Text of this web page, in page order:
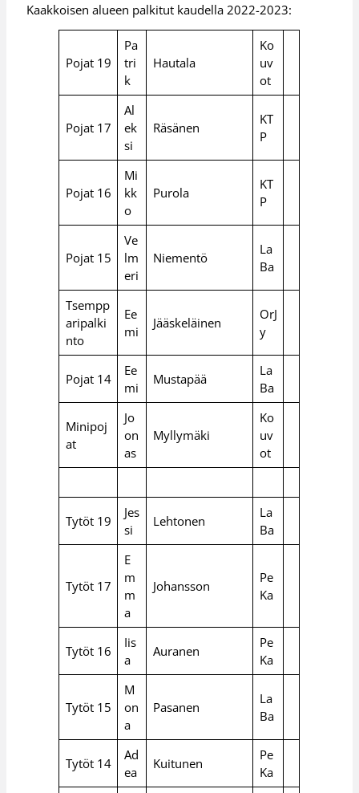
Kaakkoisen alueen palkitut kaudella 2022-2023:
Pojat 19
Pa
tri
k
Hautala
Ko
uv
ot
Pojat 17
Al
ek
si
Räsänen
KT
P
Pojat 16
Mi
kk
o
Purola
KT
P
Pojat 15
Ve
lm
eri
Niementö
La
Ba
Tsempp
aripalki
nto
Ee
mi
Jääskeläinen
OrJ
y
Pojat 14
Ee
mi
Mustapää
La
Ba
Minipoj
at
Jo
on
as
Myllymäki
Ko
uv
ot
Tytöt 19
Jes
si
Lehtonen
La
Ba
Tytöt 17
E
m
m
a
Johansson
Pe
Ka
Tytöt 16
Iis
a
Auranen
Pe
Ka
Tytöt 15
M
on
a
Pasanen
La
Ba
Tytöt 14
Ad
ea
Kuitunen
Pe
Ka